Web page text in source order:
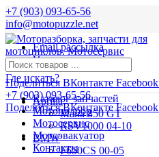
+7 (903) 093-65-56
info@motopuzzle.net
Email рассылка
Новости
Поделиться ВКонтакте Facebook
+7 (903) 093-65-56
Поделиться ВКонтакте Facebook
Где искать?
Aprilia
Mana 850 GT
RSV1000 04-10
BMW
F650CS 00-05
Каталог запчастей
Мотоподбор
Мотосервис
Мотоэвакуатор
Контакты